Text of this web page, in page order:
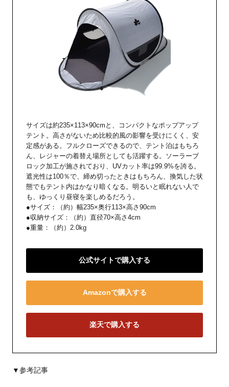
サイズは約235×113×90cmと、コンパクトなポップアップ
テント。高さがないため比較的風の影響を受けにくく、安
定感がある。フルクローズできるので、テント泊はもちろ
ん、レジャーの着替え場所としても活躍する。ソーラーブ
ロック加工が施されており、UVカット率は99.9%を誇る。
遮光性は100％で、締め切ったときはもちろん、換気した状
態でもテント内はかなり暗くなる。明るいと眠れない人で
も、ゆっくり昼寝を楽しめるだろう。
●サイズ：（約）幅235×奥行113×高さ90cm
●収納サイズ：（約）直径70×高さ4cm
●重量：（約）2.0kg
公式サイトで購入する
Amazonで購入する
楽天で購入する
▼参考記事